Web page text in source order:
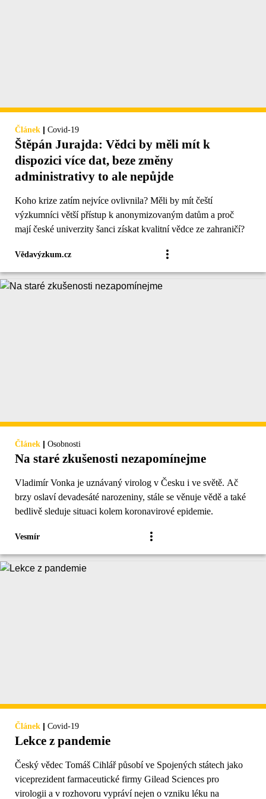
Článek | Covid-19
Štěpán Jurajda: Vědci by měli mít k
dispozici více dat, beze změny
administrativy to ale nepůjde
Koho krize zatím nejvíce ovlivnila? Měli by mít čeští
výzkumníci větší přístup k anonymizovaným datům a proč
mají české univerzity šanci získat kvalitní vědce ze zahraničí?
Vědavýzkum.cz
Článek | Osobnosti
Na staré zkušenosti nezapomínejme
Vladimír Vonka je uznávaný virolog v Česku i ve světě. Ač
brzy oslaví devadesáté narozeniny, stále se věnuje vědě a také
bedlivě sleduje situaci kolem koronavirové epidemie.
Vesmír
Článek | Covid-19
Lekce z pandemie
Český vědec Tomáš Cihlář působí ve Spojených státech jako
viceprezident farmaceutické firmy Gilead Sciences pro
virologii a v rozhovoru vypráví nejen o vzniku léku na